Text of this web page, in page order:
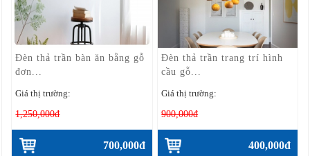
Đèn thả trần bàn ăn bằng gỗ
đơn...
Giá thị trường:
1,250,000đ
700,000đ
Đèn thả trần trang trí hình
cầu gỗ...
Giá thị trường:
900,000đ
400,000đ